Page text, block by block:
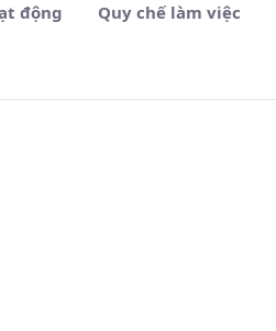
động Quy chế làm việc